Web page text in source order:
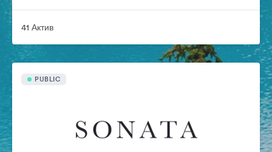
41 Актив
PUBLIC